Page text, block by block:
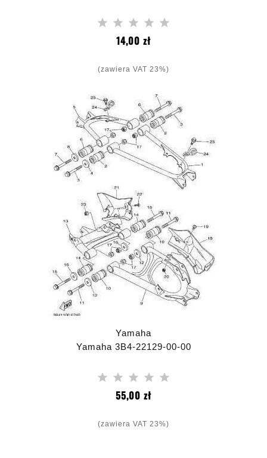
14,00 złCena
(zawiera VAT 23%)
Yamaha
Yamaha 3B4-22129-00-00
55,00 złCena
(zawiera VAT 23%)